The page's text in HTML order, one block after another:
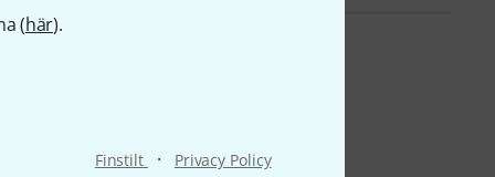
(här).
Finstilt · Privacy Policy